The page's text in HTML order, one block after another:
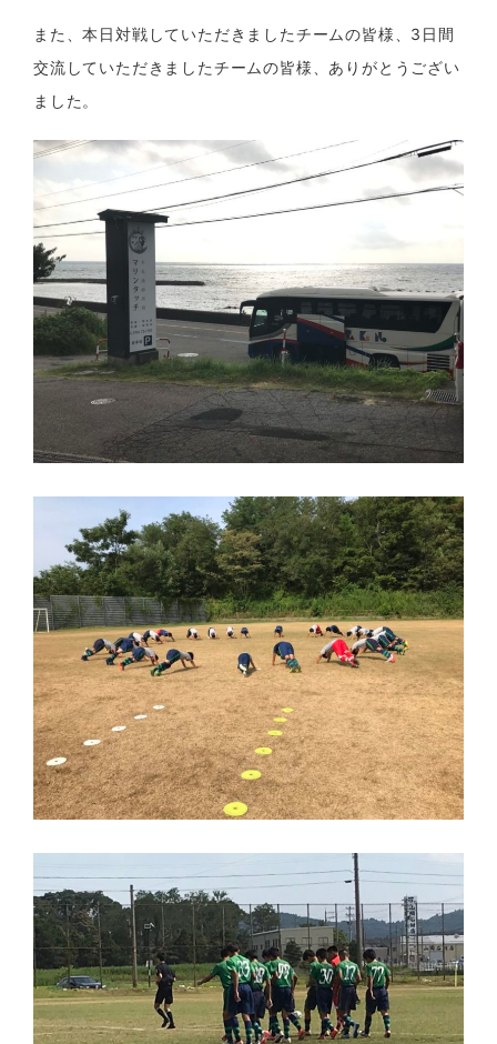
また、本日対戦していただきましたチームの皆様、3日間
交流していただきましたチームの皆様、ありがとうござい
ました。